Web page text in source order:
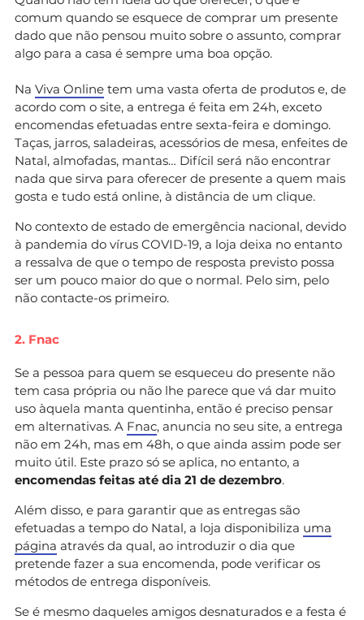
comum quando se esquece de comprar um presente
dado que não pensou muito sobre o assunto, comprar
algo para a casa é sempre uma boa opção.
Na Viva Online tem uma vasta oferta de produtos e, de
acordo com o site, a entrega é feita em 24h, exceto
encomendas efetuadas entre sexta-feira e domingo.
Taças, jarros, saladeiras, acessórios de mesa, enfeites de
Natal, almofadas, mantas… Difícil será não encontrar
nada que sirva para oferecer de presente a quem mais
gosta e tudo está online, à distância de um clique.
No contexto de estado de emergência nacional, devido
à pandemia do vírus COVID-19, a loja deixa no entanto
a ressalva de que o tempo de resposta previsto possa
ser um pouco maior do que o normal. Pelo sim, pelo
não contacte-os primeiro.
2. Fnac
Se a pessoa para quem se esqueceu do presente não
tem casa própria ou não lhe parece que vá dar muito
uso àquela manta quentinha, então é preciso pensar
em alternativas. A Fnac, anuncia no seu site, a entrega
não em 24h, mas em 48h, o que ainda assim pode ser
muito útil. Este prazo só se aplica, no entanto, a
encomendas feitas até dia 21 de dezembro.
Além disso, e para garantir que as entregas são
efetuadas a tempo do Natal, a loja disponibiliza uma
página através da qual, ao introduzir o dia que
pretende fazer a sua encomenda, pode verificar os
métodos de entrega disponíveis.
Se é mesmo daqueles amigos desnaturados e a festa é